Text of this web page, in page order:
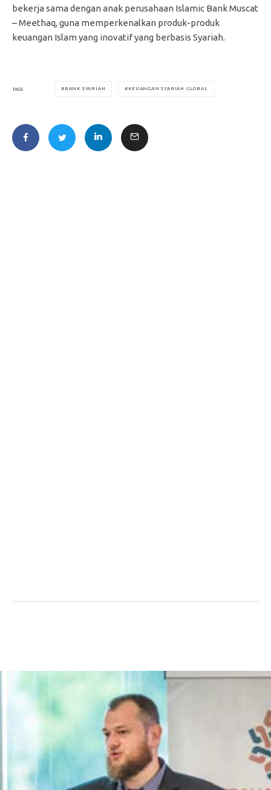
bekerja sama dengan anak perusahaan Islamic Bank Muscat
– Meethaq, guna memperkenalkan produk-produk
keuangan Islam yang inovatif yang berbasis Syariah.
TAGS BANK SYARIAH KEUANGAN SYARIAH GLOBAL